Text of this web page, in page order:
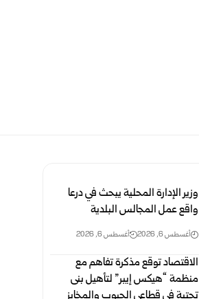
وزير الإدارة المحلية يبحث في درعا
واقع عمل المجالس البلدية
أغسطس 6, 2026 أغسطس 6, 2026
الاقتصاد توقع مذكرة تفاهم ‏مع
منظمة “هيكس إيبر” لتأهيل بنى